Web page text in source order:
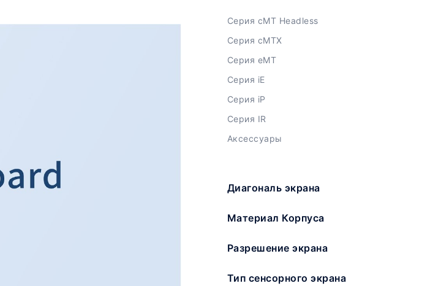
Серия cMT Headless
Серия cMTX
Серия eMT
Серия iE
Серия iP
Серия IR
Аксессуары
Диагональ экрана
Материал Корпуса
Разрешение экрана
Тип сенсорного экрана